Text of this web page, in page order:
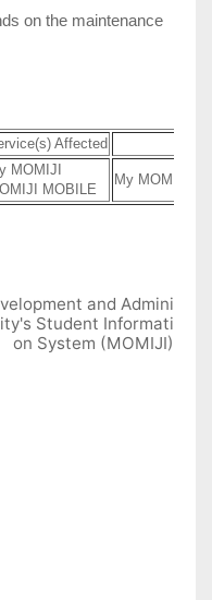
on the maintenance
Affected
MOMIJI
MOBILE
My MOMIJI
and Admini
Student Informati
on System (MOMIJI)